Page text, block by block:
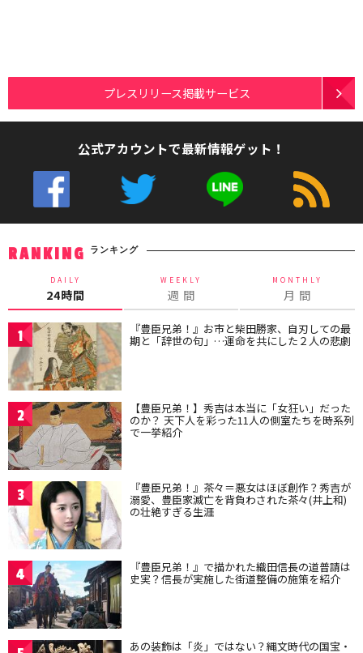
プレスリリース掲載サービス
公式アカウントで最新情報ゲット！
RANKING ランキング
DAILY
24時間
WEEKLY
週 間
MONTHLY
月 間
1 『豊臣兄弟！』お市と柴田勝家、自刃しての最
期と「辞世の句」…運命を共にした２人の悲劇
2 【豊臣兄弟！】秀吉は本当に「女狂い」だった
のか？ 天下人を彩った11人の側室たちを時系列
で一挙紹介
3 『豊臣兄弟！』茶々＝悪女はほぼ創作？秀吉が
溺愛、豊臣家滅亡を背負わされた茶々(井上和)
の壮絶すぎる生涯
4 『豊臣兄弟！』で描かれた織田信長の道普請は
史実？信長が実施した街道整備の施策を紹介
あの装飾は「炎」ではない？縄文時代の国宝・